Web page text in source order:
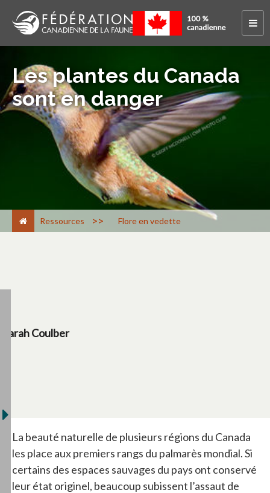
Les plantes du Canada
sont en danger
Ressources > Flore en vedette
Sarah Coulber
La beauté naturelle de plusieurs régions du Canada
les place aux premiers rangs du palmarès mondial. Si
certains des espaces sauvages du pays ont conservé
leur état originel, beaucoup subissent l’assaut de